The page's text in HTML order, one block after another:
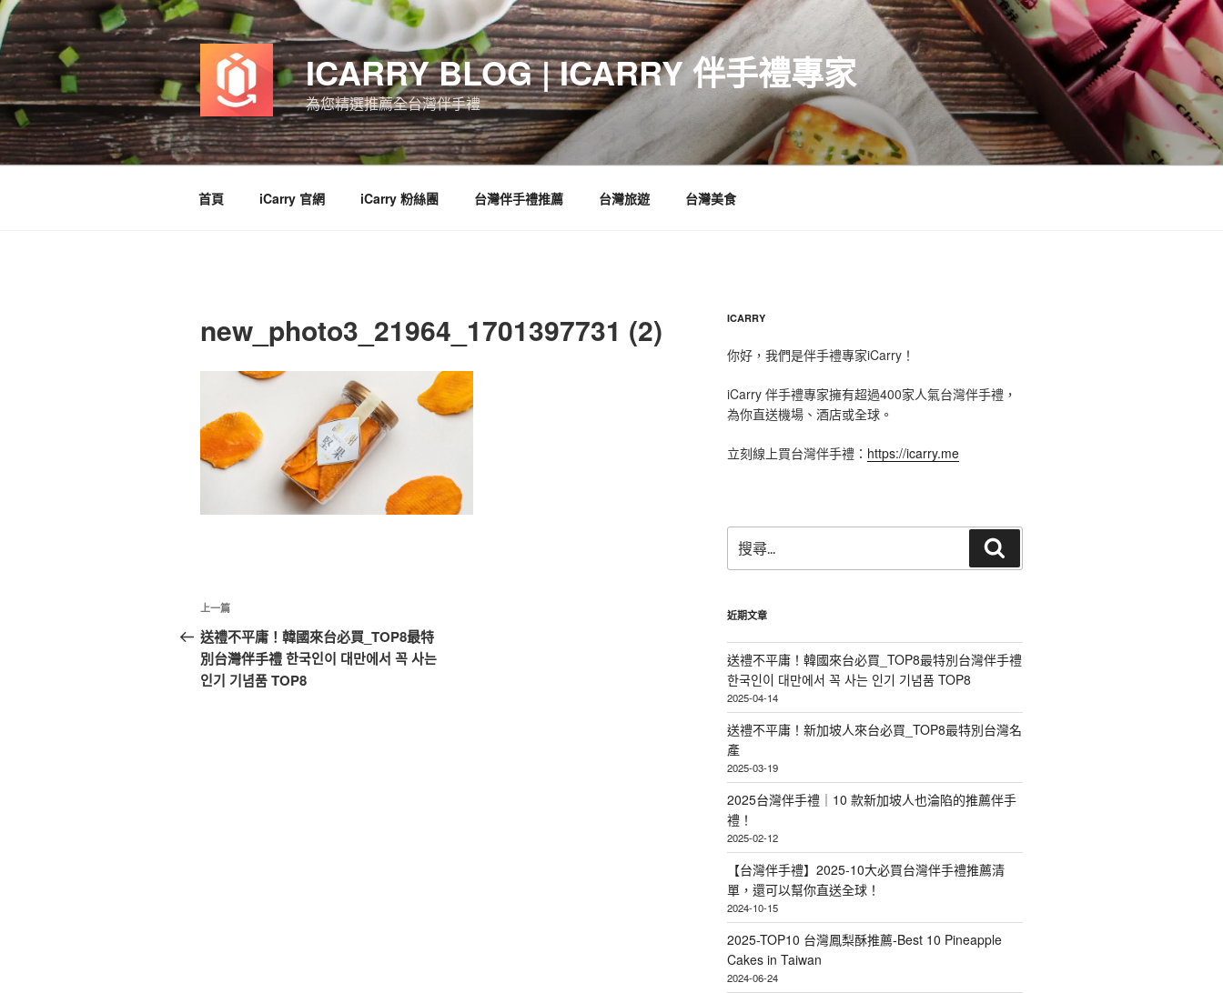
跳
至
主
要
內
容
ICARRY BLOG | ICARRY 伴手禮專家
為您精選推薦全台灣伴手禮
首頁 iCarry 官網 iCarry 粉絲團 台灣伴手禮推薦 台灣旅遊 台灣美食
new_photo3_21964_1701397731 (2)
文
章
導
上
一
篇
文
上一篇
送禮不平庸！韓國來台必買_TOP8最特
別台灣伴手禮 한국인이 대만에서 꼭 사는
인기 기념품 TOP8
ICARRY
你好，我們是伴手禮專家iCarry！
iCarry 伴手禮專家擁有超過400家人氣台灣伴手禮，
為你直送機場、酒店或全球。
立刻線上買台灣伴手禮： https://icarry.me
尋
關
字:
尋
近期文章
送禮不平庸！韓國來台必買_TOP8最特別台灣伴手禮
한국인이 대만에서 꼭 사는 인기 기념품 TOP8
2025-04-14
送禮不平庸！新加坡人來台必買_TOP8最特別台灣名
產
2025-03-19
2025台灣伴手禮｜10 款新加坡人也淪陷的推薦伴手
禮！
2025-02-12
【台灣伴手禮】2025-10大必買台灣伴手禮推薦清
單，還可以幫你直送全球！
2024-10-15
2025-TOP10 台灣鳳梨酥推薦-Best 10 Pineapple
Cakes in Taiwan
2024-06-24